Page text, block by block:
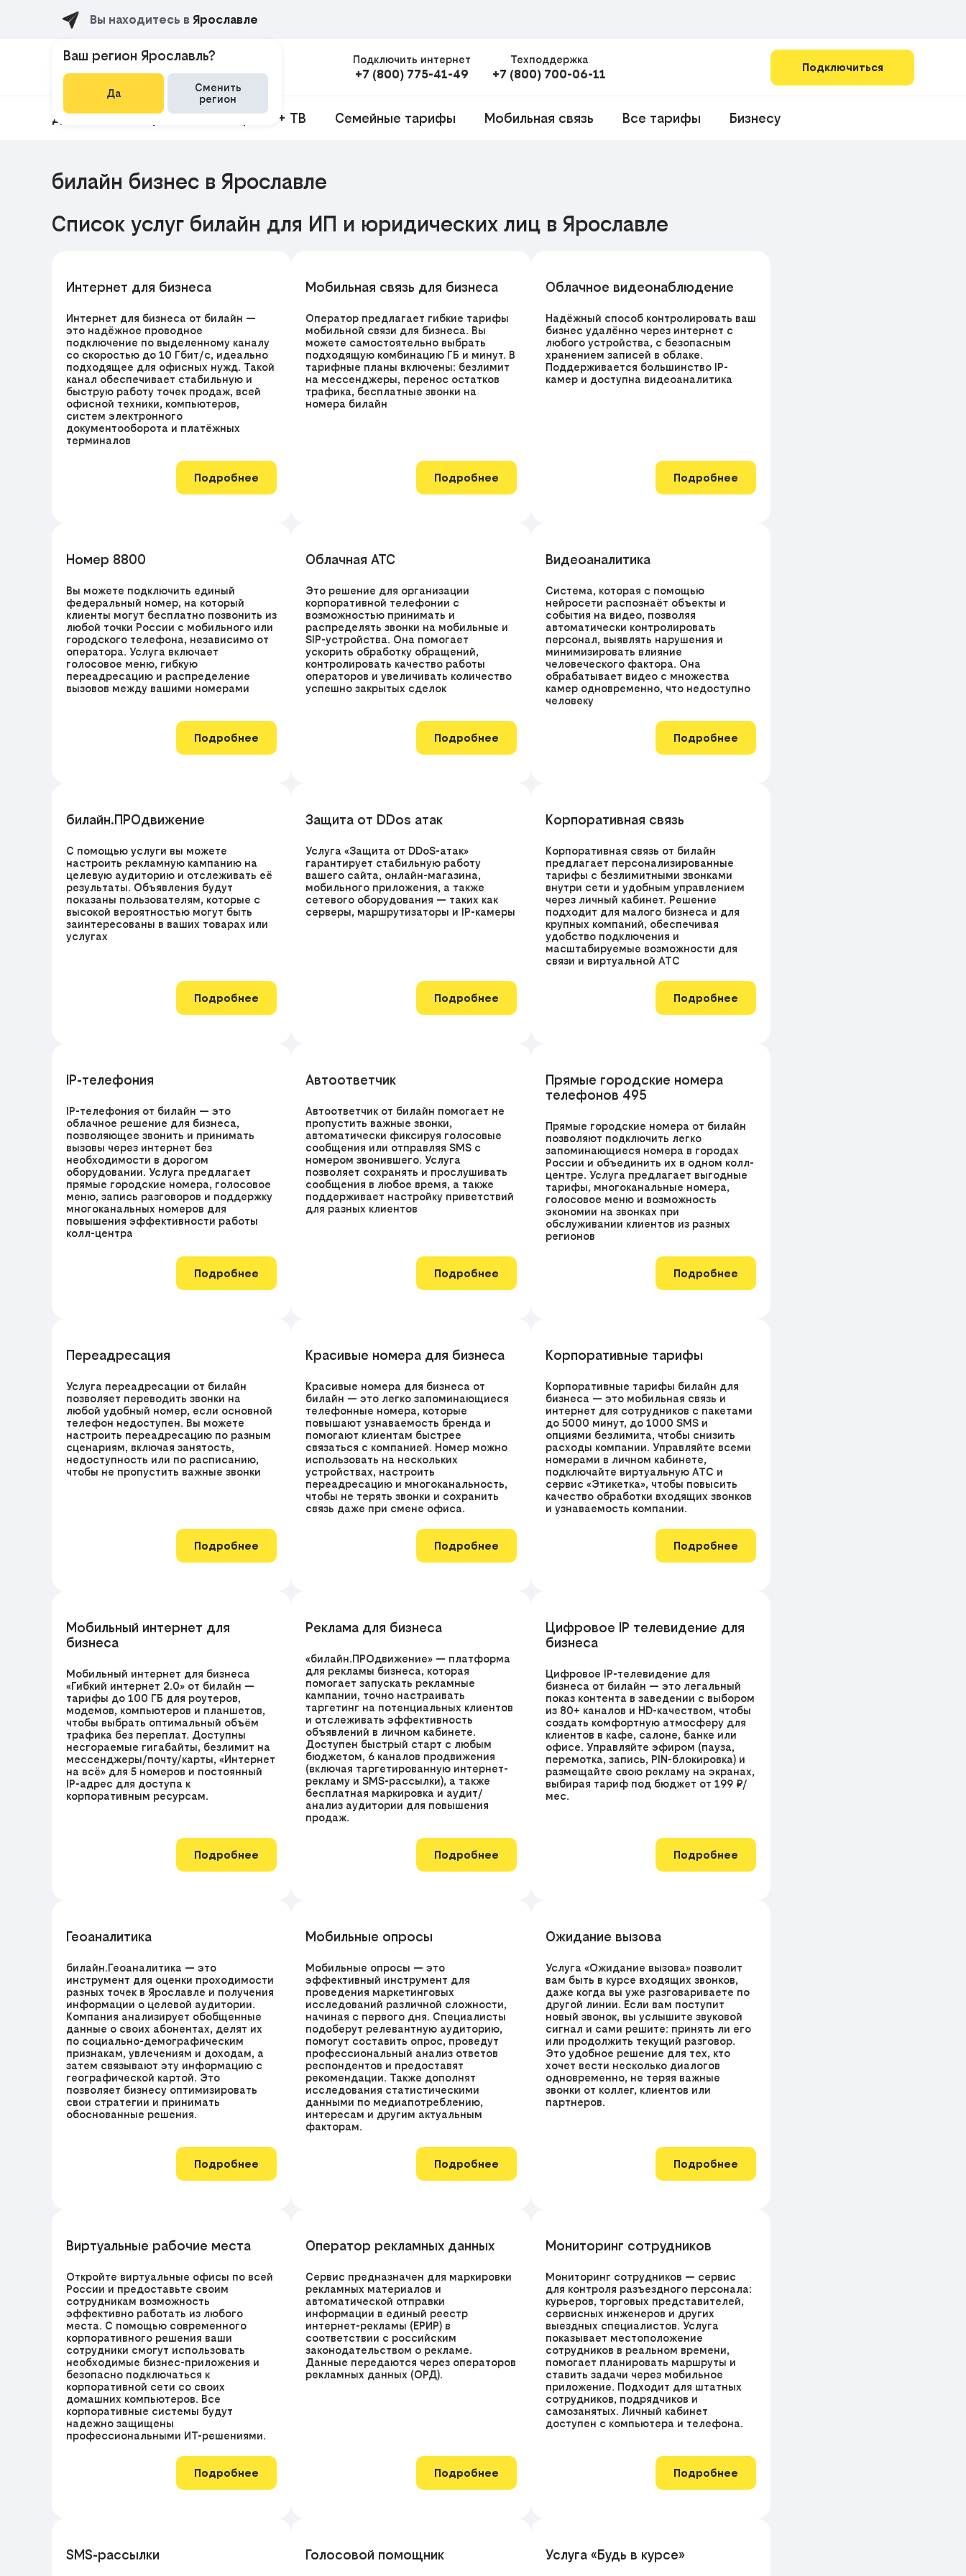
Вы находитесь в Ярославле
Подключить интернет
+7 (800) 775-41-49
Техподдержка
+7 (800) 700-06-11 Подключиться
Домашний интернет Интернет + ТВ Семейные тарифы Мобильная связь Все тарифы Бизнесу
билайн бизнес в Ярославле
Список услуг билайн для ИП и юридических лиц в Ярославле
Интернет для бизнеса
Интернет для бизнеса от билайн —
это надёжное проводное
подключение по выделенному каналу
со скоростью до 10 Гбит/с, идеально
подходящее для офисных нужд. Такой
канал обеспечивает стабильную и
быструю работу точек продаж, всей
офисной техники, компьютеров,
систем электронного
документооборота и платёжных
терминалов
Подробнее
Мобильная связь для бизнеса
Оператор предлагает гибкие тарифы
мобильной связи для бизнеса. Вы
можете самостоятельно выбрать
подходящую комбинацию ГБ и минут. В
тарифные планы включены: безлимит
на мессенджеры, перенос остатков
трафика, бесплатные звонки на
номера билайн
Подробнее
Облачное видеонаблюдение
Надёжный способ контролировать ваш
бизнес удалённо через интернет с
любого устройства, с безопасным
хранением записей в облаке.
Поддерживается большинство IP-
камер и доступна видеоаналитика
Подробнее
Номер 8800
Вы можете подключить единый
федеральный номер, на который
клиенты могут бесплатно позвонить из
любой точки России с мобильного или
городского телефона, независимо от
оператора. Услуга включает
голосовое меню, гибкую
переадресацию и распределение
вызовов между вашими номерами
Подробнее
Облачная АТС
Это решение для организации
корпоративной телефонии с
возможностью принимать и
распределять звонки на мобильные и
SIP-устройства. Она помогает
ускорить обработку обращений,
контролировать качество работы
операторов и увеличивать количество
успешно закрытых сделок
Подробнее
Видеоаналитика
Система, которая с помощью
нейросети распознаёт объекты и
события на видео, позволяя
автоматически контролировать
персонал, выявлять нарушения и
минимизировать влияние
человеческого фактора. Она
обрабатывает видео с множества
камер одновременно, что недоступно
человеку
Подробнее
билайн.ПРОдвижение
С помощью услуги вы можете
настроить рекламную кампанию на
целевую аудиторию и отслеживать её
результаты. Объявления будут
показаны пользователям, которые с
высокой вероятностью могут быть
заинтересованы в ваших товарах или
услугах
Подробнее
Защита от DDos атак
Услуга «Защита от DDoS-атак»
гарантирует стабильную работу
вашего сайта, онлайн-магазина,
мобильного приложения, а также
сетевого оборудования — таких как
серверы, маршрутизаторы и IP-камеры
Подробнее
Корпоративная связь
Корпоративная связь от билайн
предлагает персонализированные
тарифы с безлимитными звонками
внутри сети и удобным управлением
через личный кабинет. Решение
подходит для малого бизнеса и для
крупных компаний, обеспечивая
удобство подключения и
масштабируемые возможности для
связи и виртуальной АТС
Подробнее
IP-телефония
IP-телефония от билайн — это
облачное решение для бизнеса,
позволяющее звонить и принимать
вызовы через интернет без
необходимости в дорогом
оборудовании. Услуга предлагает
прямые городские номера, голосовое
меню, запись разговоров и поддержку
многоканальных номеров для
повышения эффективности работы
колл-центра
Подробнее
Автоответчик
Автоответчик от билайн помогает не
пропустить важные звонки,
автоматически фиксируя голосовые
сообщения или отправляя SMS с
номером звонившего. Услуга
позволяет сохранять и прослушивать
сообщения в любое время, а также
поддерживает настройку приветствий
для разных клиентов
Подробнее
Прямые городские номера
телефонов 495
Прямые городские номера от билайн
позволяют подключить легко
запоминающиеся номера в городах
России и объединить их в одном колл-
центре. Услуга предлагает выгодные
тарифы, многоканальные номера,
голосовое меню и возможность
экономии на звонках при
обслуживании клиентов из разных
регионов
Подробнее
Переадресация
Услуга переадресации от билайн
позволяет переводить звонки на
любой удобный номер, если основной
телефон недоступен. Вы можете
настроить переадресацию по разным
сценариям, включая занятость,
недоступность или по расписанию,
чтобы не пропустить важные звонки
Подробнее
Красивые номера для бизнеса
Красивые номера для бизнеса от
билайн — это легко запоминающиеся
телефонные номера, которые
повышают узнаваемость бренда и
помогают клиентам быстрее
связаться с компанией. Номер можно
использовать на нескольких
устройствах, настроить
переадресацию и многоканальность,
чтобы не терять звонки и сохранить
связь даже при смене офиса.
Подробнее
Корпоративные тарифы
Корпоративные тарифы билайн для
бизнеса — это мобильная связь и
интернет для сотрудников с пакетами
до 5000 минут, до 1000 SMS и
опциями безлимита, чтобы снизить
расходы компании. Управляйте всеми
номерами в личном кабинете,
подключайте виртуальную АТС и
сервис «Этикетка», чтобы повысить
качество обработки входящих звонков
и узнаваемость компании.
Подробнее
Мобильный интернет для
бизнеса
Мобильный интернет для бизнеса
«Гибкий интернет 2.0» от билайн —
тарифы до 100 ГБ для роутеров,
модемов, компьютеров и планшетов,
чтобы выбрать оптимальный объём
трафика без переплат. Доступны
несгораемые гигабайты, безлимит на
мессенджеры/почту/карты, «Интернет
на всё» для 5 номеров и постоянный
IP-адрес для доступа к
корпоративным ресурсам.
Подробнее
Реклама для бизнеса
«билайн.ПРОдвижение» — платформа
для рекламы бизнеса, которая
помогает запускать рекламные
кампании, точно настраивать
таргетинг на потенциальных клиентов
и отслеживать эффективность
объявлений в личном кабинете.
Доступен быстрый старт с любым
бюджетом, 6 каналов продвижения
(включая таргетированную интернет-
рекламу и SMS-рассылки), а также
бесплатная маркировка и аудит/
анализ аудитории для повышения
продаж.
Подробнее
Цифровое IP телевидение для
бизнеса
Цифровое IP-телевидение для
бизнеса от билайн — это легальный
показ контента в заведении с выбором
из 80+ каналов и HD-качеством, чтобы
создать комфортную атмосферу для
клиентов в кафе, салоне, банке или
офисе. Управляйте эфиром (пауза,
перемотка, запись, PIN-блокировка) и
размещайте свою рекламу на экранах,
выбирая тариф под бюджет от 199 ₽/
мес.
Подробнее
Геоаналитика
билайн.Геоаналитика — это
инструмент для оценки проходимости
разных точек в Ярославле и получения
информации о целевой аудитории.
Компания анализирует обобщенные
данные о своих абонентах, делят их
по социально-демографическим
признакам, увлечениям и доходам, а
затем связывают эту информацию с
географической картой. Это
позволяет бизнесу оптимизировать
свои стратегии и принимать
обоснованные решения.
Подробнее
Мобильные опросы
Мобильные опросы — это
эффективный инструмент для
проведения маркетинговых
исследований различной сложности,
начиная с первого дня. Специалисты
подоберут релевантную аудиторию,
помогут составить опрос, проведут
профессиональный анализ ответов
респондентов и предоставят
рекомендации. Также дополнят
исследования статистическими
данными по медиапотреблению,
интересам и другим актуальным
факторам.
Подробнее
Ожидание вызова
Услуга «Ожидание вызова» позволит
вам быть в курсе входящих звонков,
даже когда вы уже разговариваете по
другой линии. Если вам поступит
новый звонок, вы услышите звуковой
сигнал и сами решите: принять ли его
или продолжить текущий разговор.
Это удобное решение для тех, кто
хочет вести несколько диалогов
одновременно, не теряя важные
звонки от коллег, клиентов или
партнеров.
Подробнее
Виртуальные рабочие места
Откройте виртуальные офисы по всей
России и предоставьте своим
сотрудникам возможность
эффективно работать из любого
места. С помощью современного
корпоративного решения ваши
сотрудники смогут использовать
необходимые бизнес-приложения и
безопасно подключаться к
корпоративной сети со своих
домашних компьютеров. Все
корпоративные системы будут
надежно защищены
профессиональными ИТ-решениями.
Подробнее
Оператор рекламных данных
Сервис предназначен для маркировки
рекламных материалов и
автоматической отправки
информации в единый реестр
интернет-рекламы (ЕРИР) в
соответствии с российским
законодательством о рекламе.
Данные передаются через операторов
рекламных данных (ОРД).
Подробнее
Мониторинг сотрудников
Мониторинг сотрудников — сервис
для контроля разъездного персонала:
курьеров, торговых представителей,
сервисных инженеров и других
выездных специалистов. Услуга
показывает местоположение
сотрудников в реальном времени,
помогает планировать маршруты и
ставить задачи через мобильное
приложение. Подходит для штатных
сотрудников, подрядчиков и
самозанятых. Личный кабинет
доступен с компьютера и телефона.
Подробнее
SMS-рассылки Голосовой помощник Услуга «Будь в курсе»
Ваш регион Ярославль?
Да
Сменить
регион